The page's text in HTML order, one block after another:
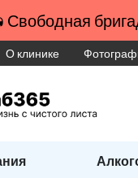
Свободная
О клинике